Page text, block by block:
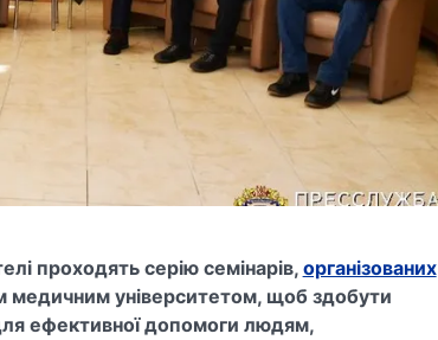
проходять серію семінарів, організованих
медичним університетом, щоб здобути
ефективної допомоги людям,